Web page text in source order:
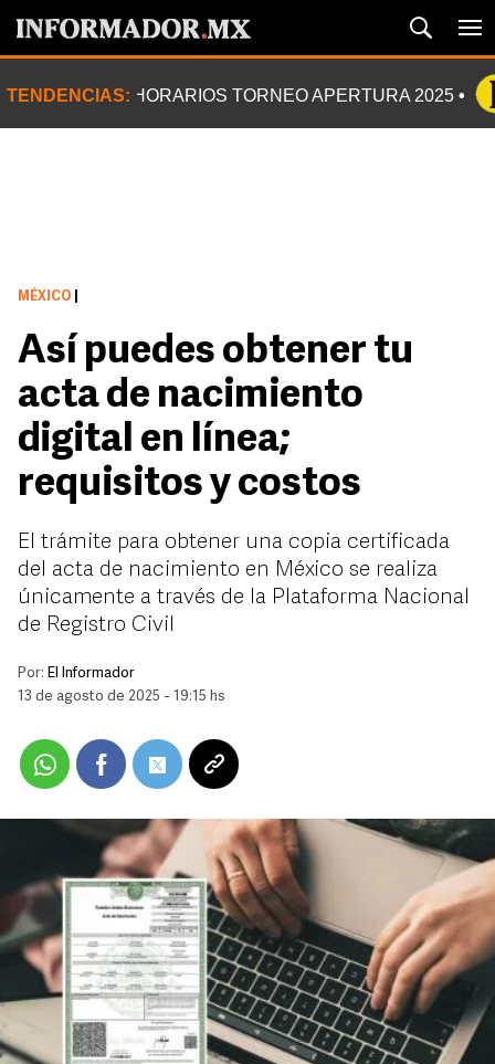
TENDENCIAS: HORARIOS TORNEO APERTURA 2025
MÉXICO
Así puedes obtener tu
acta de nacimiento
digital en línea;
requisitos y costos
El trámite para obtener una copia certificada
del acta de nacimiento en México se realiza
únicamente a través de la Plataforma Nacional
de Registro Civil
Por: El Informador
13 de agosto de 2025 - 19:15 hs